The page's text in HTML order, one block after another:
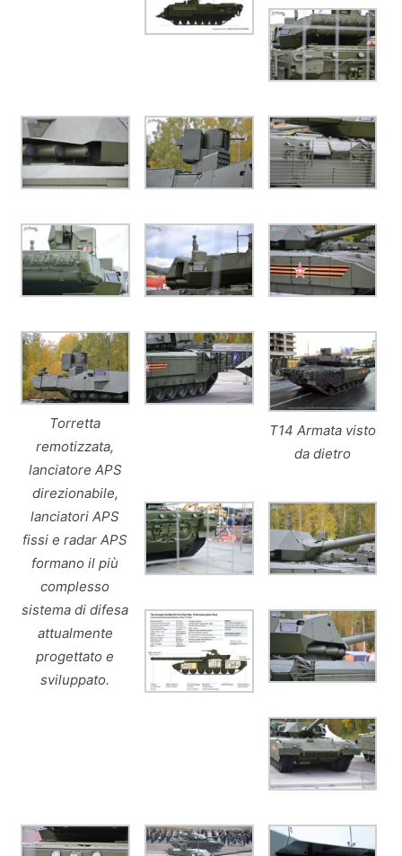
Torretta
remotizzata,
lanciatore APS
direzionabile,
lanciatori APS
fissi e radar APS
formano il più
complesso
sistema di difesa
attualmente
progettato e
sviluppato.
T14 Armata visto
da dietro